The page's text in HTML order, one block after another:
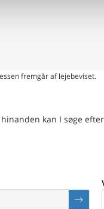
fremgår af lejebeviset.
kan I søge